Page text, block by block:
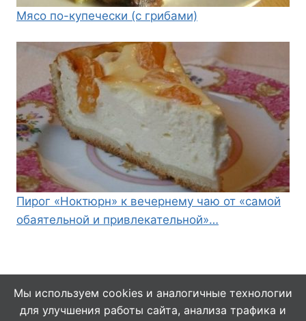
Мясо по-купечески (с грибами)
Пирог «Ноктюрн» к вечернему чаю от «самой
обаятельной и привлекательной»…
© 2026 Кулинарушка - Вкусные Рецепты
Мы используем cookies и аналогичные технологии
для улучшения работы сайта, анализа трафика и